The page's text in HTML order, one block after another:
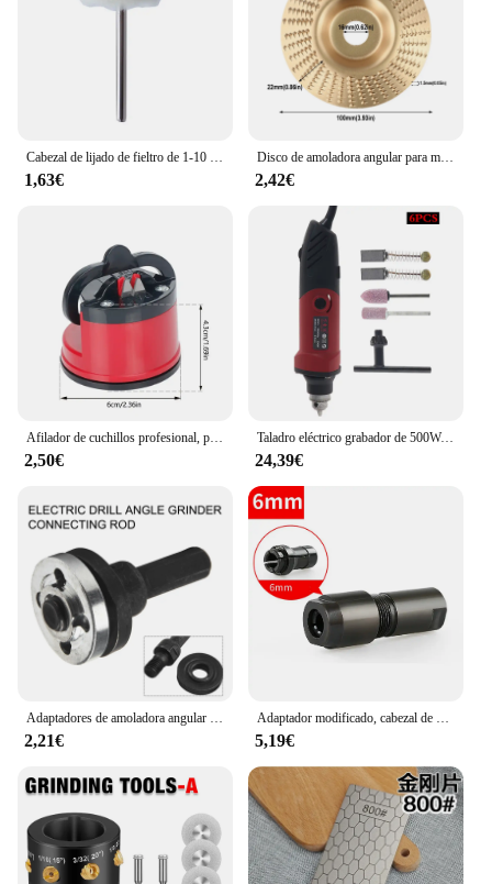
Cabezal de lijado de fieltro de 1-10 piezas, cabezal de lijado de 3mm, Mini cepillo de pulido para Dremel Dril Jade abrasivo, vástago de rueda, hilo de algodón
1,63€
Disco de amoladora angular para madera, herramientas abrasivas de Metal de 16/22mm, 1 piezas
2,42€
Afilador de cuchillos profesional, piedra de afilar de tungsteno, piedra de afilar portátil, afilador Vagetable para cuchillos, utensilio de cocina
2,50€
Taladro eléctrico grabador de 500W, 110V/220V, 35000RPM, 6 velocidades, amoladora eléctrica, rectificadora, herramienta rotativa de pulido
24,39€
Adaptadores de amoladora angular de taladro eléctrico, herramienta eléctrica de 1 piezas para tallado, molienda, pulido de cavidades, joyería, artesanías, accesorios
2,21€
Adaptador modificado, cabezal de conversión de molienda directa para amoladora angular tipo 100 a amoladora recta, mandril M10, herramientas abrasivas de rosca
5,19€